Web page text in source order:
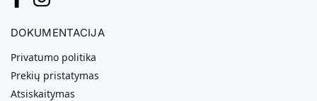
DOKUMENTACIJA
Privatumo politika
Prekių pristatymas
Atsiskaitymas